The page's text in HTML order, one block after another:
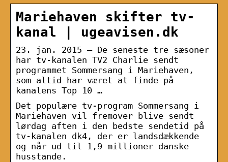
Mariehaven skifter tv-
kanal | ugeavisen.dk
23. jan. 2015 — De seneste tre sæsoner
har tv-kanalen TV2 Charlie sendt
programmet Sommersang i Mariehaven,
som altid har været at finde på
kanalens Top 10 …
Det populære tv-program Sommersang i
Mariehaven vil fremover blive sendt
lørdag aften i den bedste sendetid på
tv-kanalen dk4, der er landsdækkende
og når ud til 1,9 millioner danske
husstande.